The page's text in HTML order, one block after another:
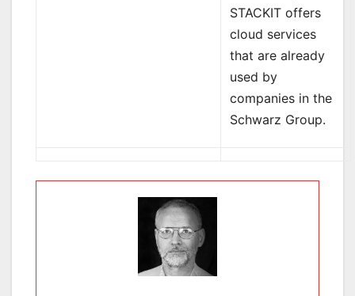
STACKIT offers
cloud services
that are already
used by
companies in the
Schwarz Group.